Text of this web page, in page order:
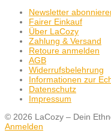
Newsletter
Fairer Einkauf
Über LaCozy
Zahlung & Versand
Retoure anmelden
AGB
Widerrufsbelehrung
Informationen zur
Datenschutz
Impressum
© 2026 LaCozy – Dein
Anmelden